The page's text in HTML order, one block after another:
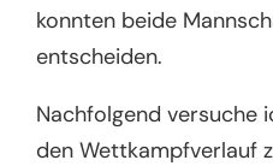
konnten beide
entscheiden.
Nachfolgend versuche
den Wettkampfverlauf